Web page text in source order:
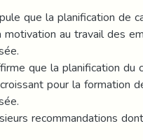
que la planification de
au travail des
que la planification du
pour la formation
recommandations